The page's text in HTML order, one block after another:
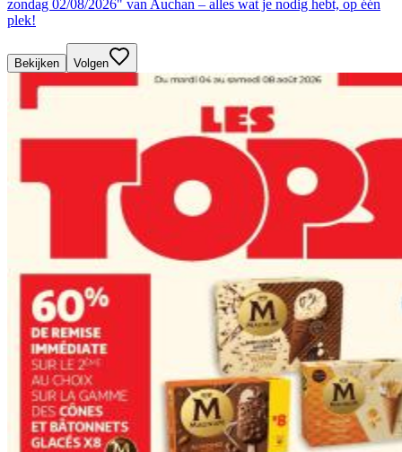
zondag 02/08/2026" van Auchan – alles wat je nodig hebt, op één
plek!
Bekijken Volgen